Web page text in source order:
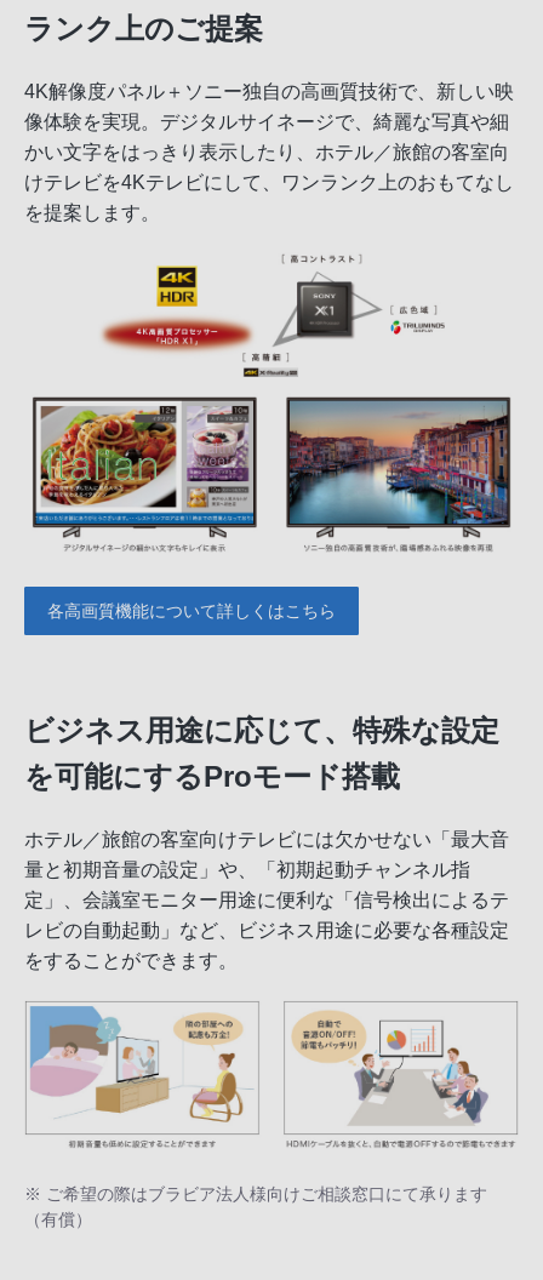
ランク上のご提案
4K解像度パネル＋ソニー独自の高画質技術で、新しい映
像体験を実現。デジタルサイネージで、綺麗な写真や細
かい文字をはっきり表示したり、ホテル／旅館の客室向
けテレビを4Kテレビにして、ワンランク上のおもてなし
を提案します。
各高画質機能について詳しくはこちら
ビジネス用途に応じて、特殊な設定
を可能にするProモード搭載
ホテル／旅館の客室向けテレビには欠かせない「最大音
量と初期音量の設定」や、「初期起動チャンネル指
定」、会議室モニター用途に便利な「信号検出によるテ
レビの自動起動」など、ビジネス用途に必要な各種設定
をすることができます。
※ ご希望の際はブラビア法人様向けご相談窓口にて承ります
（有償）